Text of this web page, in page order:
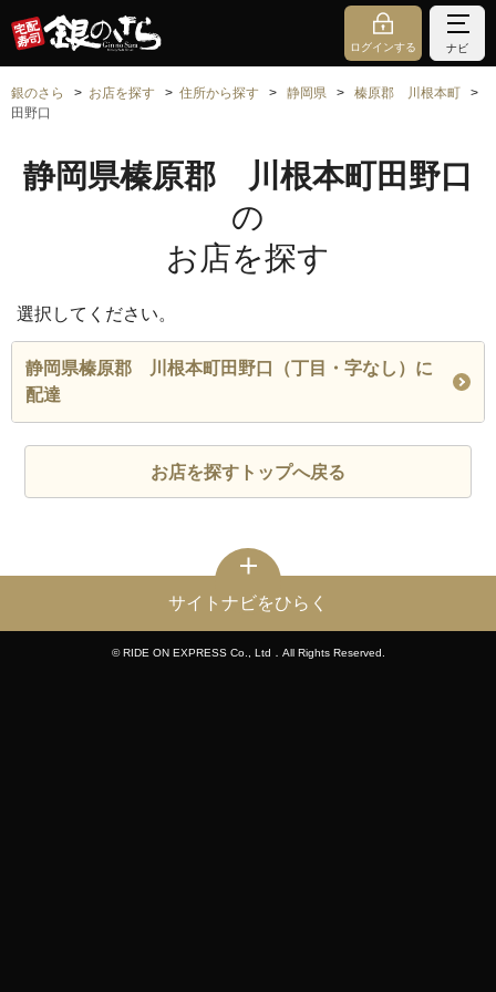
ログインする ナビ
銀のさら お店を探す 住所から探す 静岡県
榛原郡 川根本町
田野口
静岡県榛原郡 川根本町田野口
の
お店を探す
選択してください。
静岡県榛原郡 川根本町田野口（丁目・字なし）に
配達
お店を探すトップへ戻る
サイトナビをひらく
© RIDE ON EXPRESS Co., Ltd．All Rights Reserved.